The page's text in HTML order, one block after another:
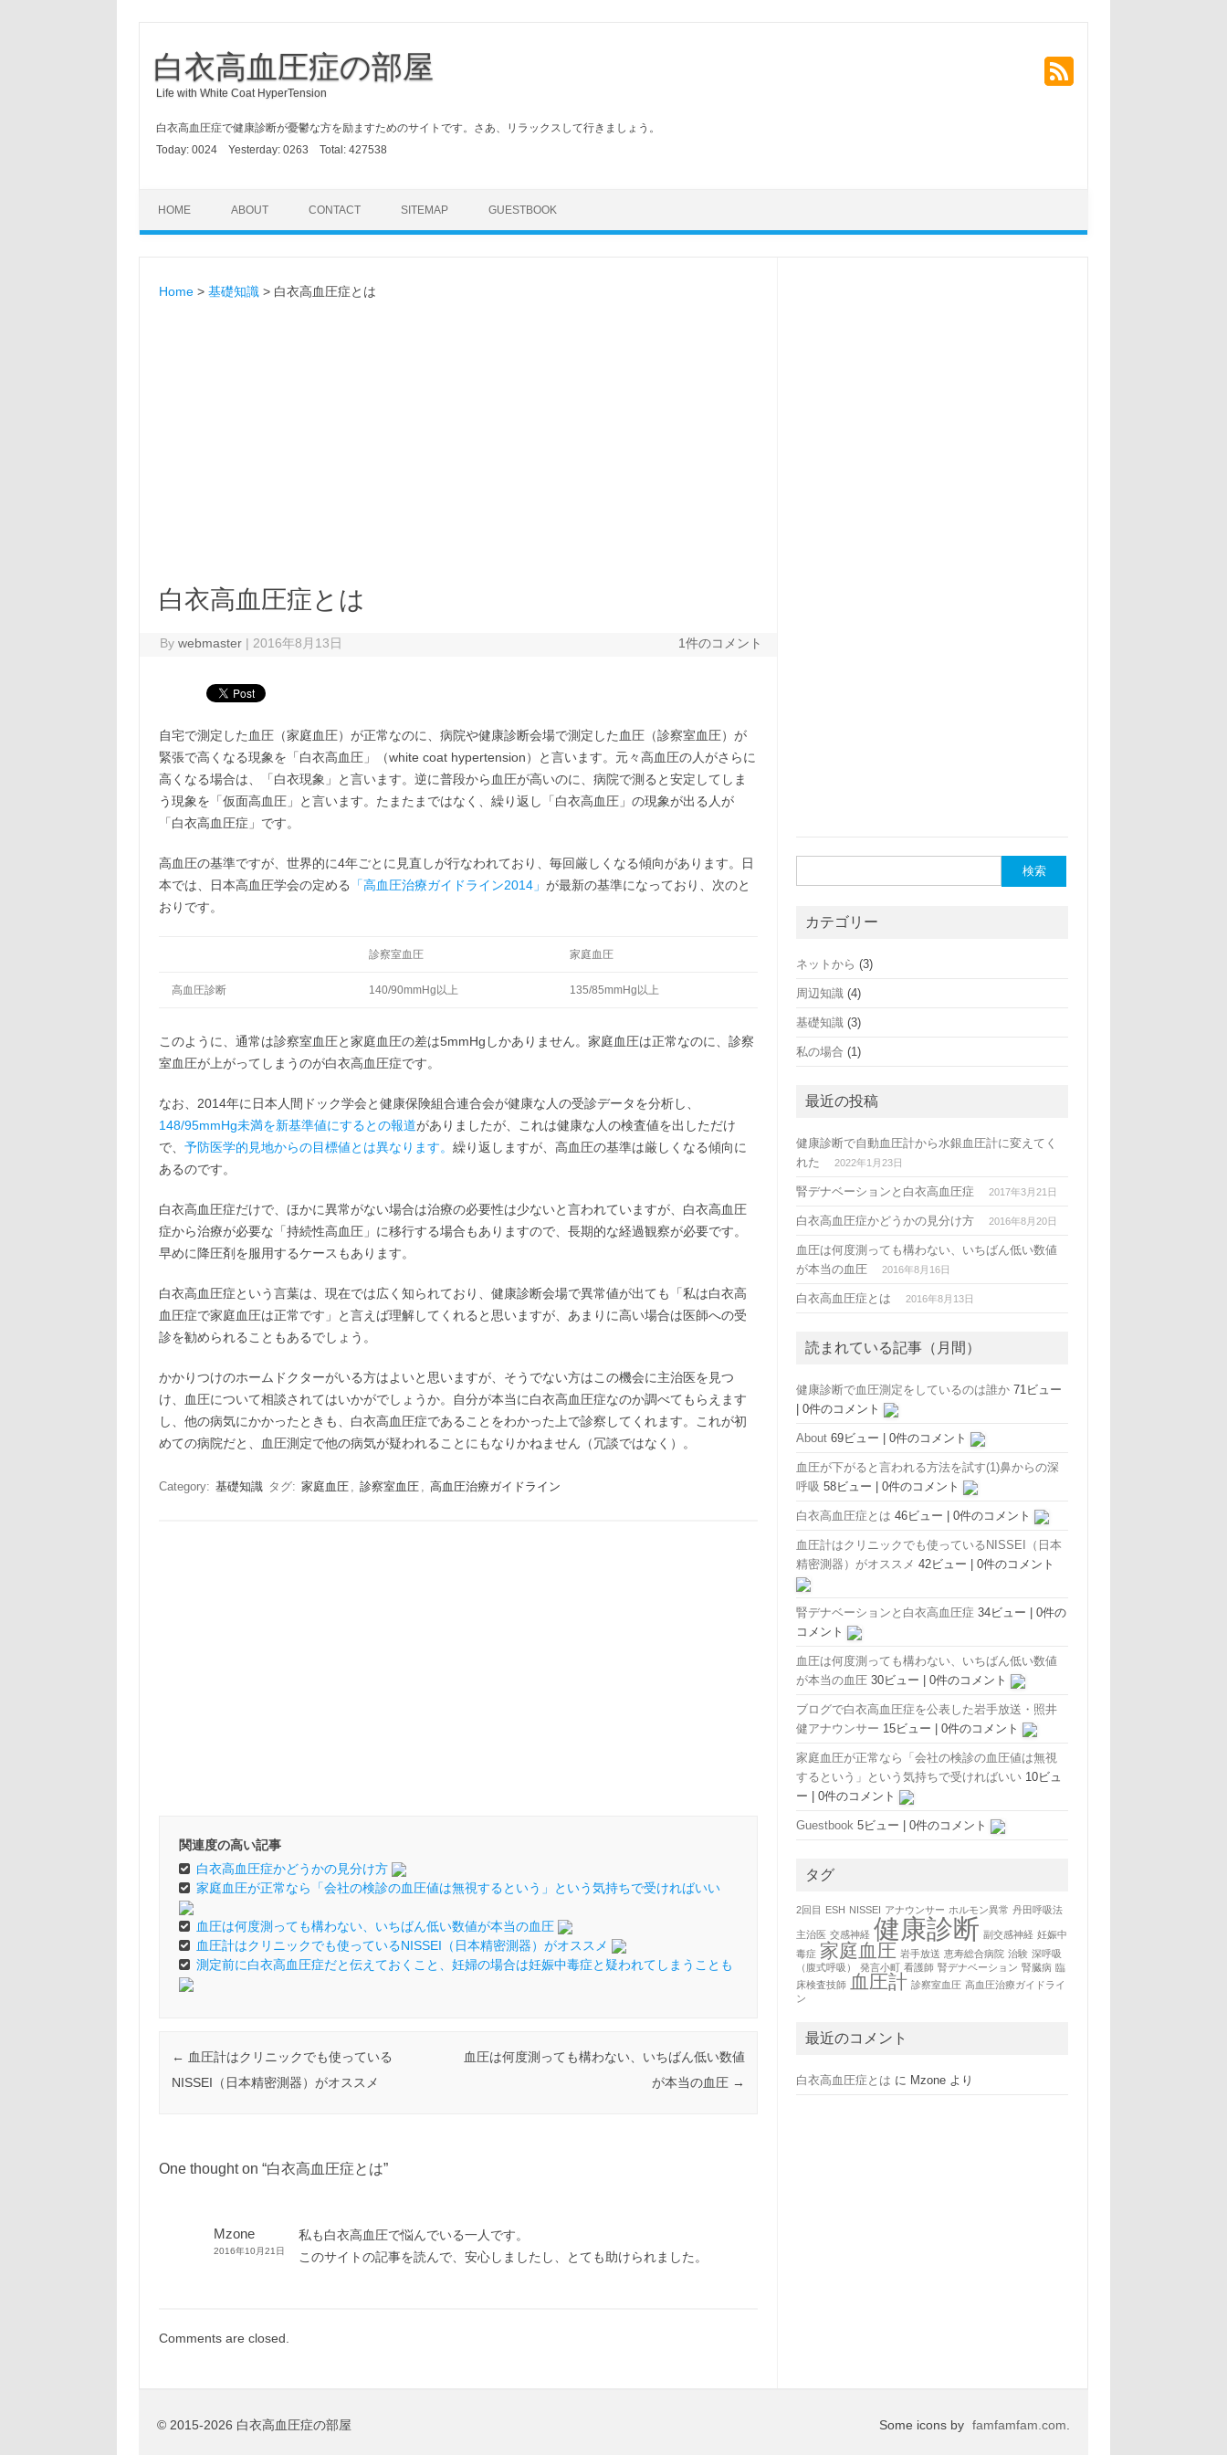
白衣高血圧症の部屋
Life with White Coat HyperTension
白衣高血圧症で健康診断が憂鬱な方を励ますためのサイトです。さあ、リラックスして行きましょう。
Today: 0024 Yesterday: 0263 Total: 427538
HOME ABOUT CONTACT SITEMAP GUESTBOOK
Home> 基礎知識> 白衣高血圧症とは
白衣高血圧症とは
Bywebmaster | 2016年8月13日 1件のコメント
自宅で測定した血圧（家庭血圧）が正常なのに、病院や健康診断会場で測定した血圧（診察室血圧）が
緊張で高くなる現象を「白衣高血圧」（white coat hypertension）と言います。元々高血圧の人がさらに
高くなる場合は、「白衣現象」と言います。逆に普段から血圧が高いのに、病院で測ると安定してしま
う現象を「仮面高血圧」と言います。たまたまではなく、繰り返し「白衣高血圧」の現象が出る人が
「白衣高血圧症」です。
高血圧の基準ですが、世界的に4年ごとに見直しが行なわれており、毎回厳しくなる傾向があります。日
本では、日本高血圧学会の定める
「高血圧治療ガイドライン2014」 が最新の基準になっており、次のと
おりです。
診察室血圧 家庭血圧
高血圧診断 140/90mmHg以上 135/85mmHg以上
このように、通常は診察室血圧と家庭血圧の差は5mmHgしかありません。家庭血圧は正常なのに、診察
室血圧が上がってしまうのが白衣高血圧症です。
なお、2014年に日本人間ドック学会と健康保険組合連合会が健康な人の受診データを分析し、
148/95mmHg未満を新基準値にするとの報道がありましたが、これは健康な人の検査値を出しただけ
で、 予防医学的見地からの目標値とは異なります。 繰り返しますが、高血圧の基準は厳しくなる傾向に
あるのです。
白衣高血圧症だけで、ほかに異常がない場合は治療の必要性は少ないと言われていますが、白衣高血圧
症から治療が必要な「持続性高血圧」に移行する場合もありますので、長期的な経過観察が必要です。
早めに降圧剤を服用するケースもあります。
白衣高血圧症という言葉は、現在では広く知られており、健康診断会場で異常値が出ても「私は白衣高
血圧症で家庭血圧は正常です」と言えば理解してくれると思いますが、あまりに高い場合は医師への受
診を勧められることもあるでしょう。
かかりつけのホームドクターがいる方はよいと思いますが、そうでない方はこの機会に主治医を見つ
け、血圧について相談されてはいかがでしょうか。自分が本当に白衣高血圧症なのか調べてもらえます
し、他の病気にかかったときも、白衣高血圧症であることをわかった上で診察してくれます。これが初
めての病院だと、血圧測定で他の病気が疑われることにもなりかねません（冗談ではなく）。
Category: 基礎知識 タグ: 家庭血圧 , 診察室血圧 , 高血圧治療ガイドライン
関連度の高い記事
白衣高血圧症かどうかの見分け方
家庭血圧が正常なら「会社の検診の血圧値は無視するという」という気持ちで受ければいい
血圧は何度測っても構わない、いちばん低い数値が本当の血圧
血圧計はクリニックでも使っているNISSEI（日本精密測器）がオススメ
測定前に白衣高血圧症だと伝えておくこと、妊婦の場合は妊娠中毒症と疑われてしまうことも
Post navigation
← 血圧計はクリニックでも使っている
NISSEI（日本精密測器）がオススメ
血圧は何度測っても構わない、いちばん低い数値
が本当の血圧 →
One thought on “白衣高血圧症とは”
Mzone
2016年10月21日
私も白衣高血圧で悩んでいる一人です。
このサイトの記事を読んで、安心しましたし、とても助けられました。
Comments are closed.
索:
カテゴリー
ネットから (3)
周辺知識 (4)
基礎知識 (3)
私の場合 (1)
最近の投稿
健康診断で自動血圧計から水銀血圧計に変えてく
れた
2022年1月23日
腎デナベーションと白衣高血圧症 2017年3月21日
白衣高血圧症かどうかの見分け方 2016年8月20日
血圧は何度測っても構わない、いちばん低い数値
が本当の血圧
2016年8月16日
白衣高血圧症とは 2016年8月13日
読まれている記事（月間）
健康診断で血圧測定をしているのは誰か 71ビュー
|0件のコメント
About 69ビュー |0件のコメント
血圧が下がると言われる方法を試す(1)鼻からの深
呼吸 58ビュー |0件のコメント
白衣高血圧症とは 46ビュー |0件のコメント
血圧計はクリニックでも使っているNISSEI（日本
精密測器）がオススメ 42ビュー |0件のコメント
腎デナベーションと白衣高血圧症 34ビュー |0件の
コメント
血圧は何度測っても構わない、いちばん低い数値
が本当の血圧 30ビュー |0件のコメント
ブログで白衣高血圧症を公表した岩手放送・照井
健アナウンサー 15ビュー |0件のコメント
家庭血圧が正常なら「会社の検診の血圧値は無視
するという」という気持ちで受ければいい 10ビュ
ー |0件のコメント
Guestbook 5ビュー |0件のコメント
タグ
2回目 ESH NISSEI アナウンサー ホルモン異常 丹田呼吸法
主治医 交感神経 健康診断 副交感神経 妊娠中
毒症 家庭血圧 岩手放送 恵寿総合病院 治験 深呼吸
（腹式呼吸）
発言小町 看護師 腎デナベーション 腎臓病 臨
床検査技師 血圧計 診察室血圧 高血圧治療ガイドライ
ン
最近のコメント
白衣高血圧症とは に Mzone より
© 2015-2026 白衣高血圧症の部屋 Some icons by famfamfam.com.